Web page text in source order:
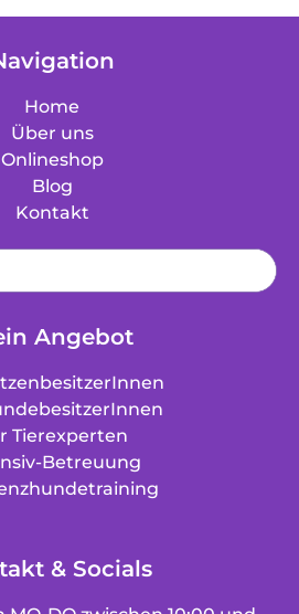
Home
Über uns
Onlineshop
Blog
Kontakt
Angebot
Tierexperten
Betreuung
& Socials